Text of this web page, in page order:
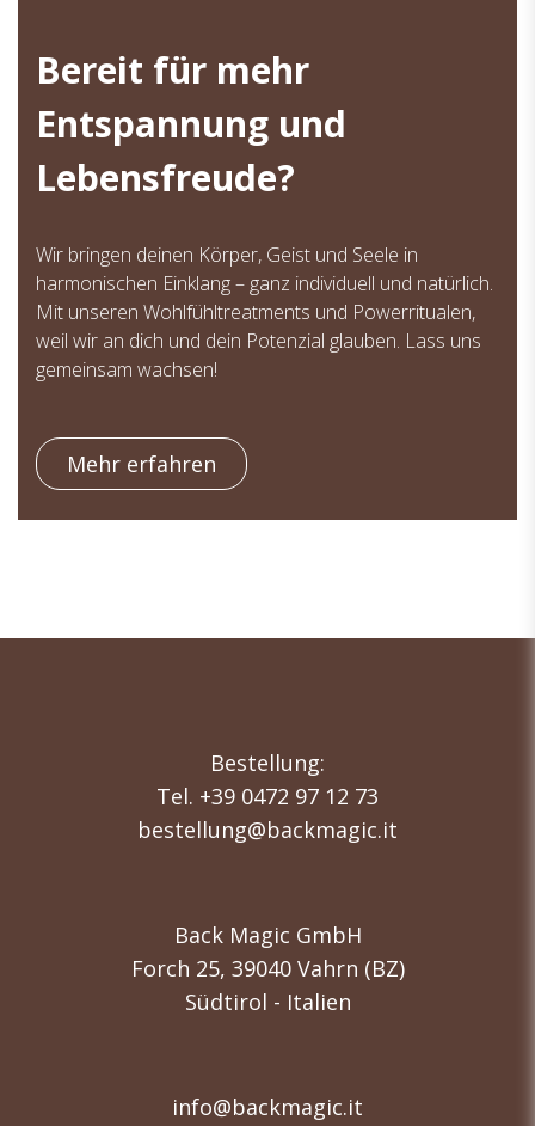
Bereit für mehr
Entspannung und
Lebensfreude?
Wir bringen deinen Körper, Geist und Seele in
harmonischen Einklang – ganz individuell und natürlich.
Mit unseren Wohlfühltreatments und Powerritualen,
weil wir an dich und dein Potenzial glauben. Lass uns
gemeinsam wachsen!
Mehr erfahren
Bestellung:
Tel. +39 0472 97 12 73
bestellung@backmagic.it
Back Magic GmbH
Forch 25, 39040 Vahrn (BZ)
Südtirol - Italien
info@backmagic.it